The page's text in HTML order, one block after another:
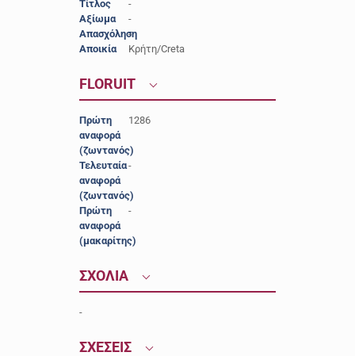
Τίτλος
-
Αξίωμα
-
Απασχόληση
-
Αποικία
Κρήτη/Creta
FLORUIT
Πρώτη
αναφορά
(ζωντανός)
1286
Τελευταία
αναφορά
(ζωντανός)
-
Πρώτη
αναφορά
(μακαρίτης)
-
ΣΧΟΛΙΑ
-
ΣΧΕΣΕΙΣ